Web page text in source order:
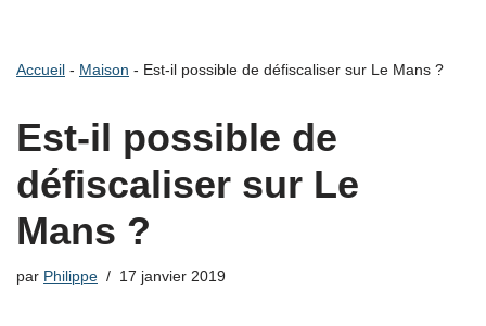
Accueil - Maison - Est-il possible de défiscaliser sur Le Mans ?
Est-il possible de
défiscaliser sur Le
Mans ?
par Philippe 17 janvier 2019